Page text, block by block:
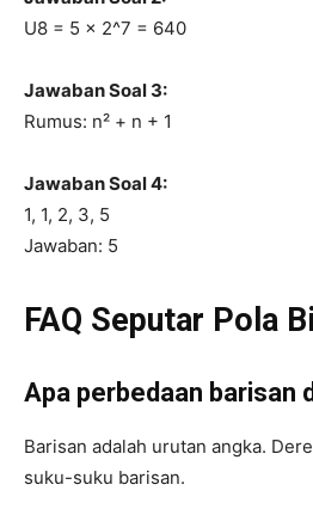
U8 = 5 × 2^7 = 640
Jawaban Soal 3:
Rumus: n² + n + 1
Jawaban Soal 4:
1, 1, 2, 3, 5
Jawaban: 5
FAQ Seputar Pola
Apa perbedaan barisan
Barisan adalah urutan angka.
suku-suku barisan.